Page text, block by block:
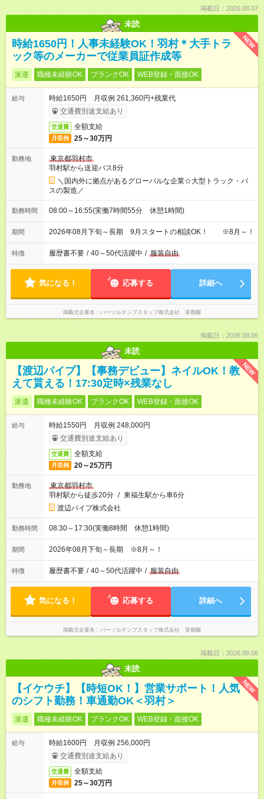
掲載日：2026.08.07
未読
NEW
時給1650円！人事未経験OK！羽村＊大手トラ
ック等のメーカーで従業員証作成等
派遣 職種未経験OK ブランクOK WEB登録・面接OK
給与
時給1650円 月収例 261,360円+残業代
交通費別途支給あり
交通費 全額支給
月収例 25～30万円
勤務地
東京都羽村市
羽村駅から送迎バス8分
＼国内外に拠点があるグローバルな企業☆大型トラック・バ
スの製造／
勤務時間 08:00～16:55(実働7時間55分 休憩1時間)
期間 2026年08月下旬～長期 9月スタートの相談OK！ ※8月～！
特徴 履歴書不要 / 40～50代活躍中 / 服装自由
気になる！ 応募する 詳細へ
掲載元企業名 パーソルテンプスタッフ株式会社 首都圏
掲載日：2026.08.06
未読
NEW
【渡辺パイプ】【事務デビュー】ネイルOK！教
えて貰える！17:30定時×残業なし
派遣 職種未経験OK ブランクOK WEB登録・面接OK
給与
時給1550円 月収例 248,000円
交通費別途支給あり
交通費 全額支給
月収例 20～25万円
勤務地
東京都羽村市
羽村駅から徒歩20分 / 東福生駅から車6分
渡辺パイプ株式会社
勤務時間 08:30～17:30(実働8時間 休憩1時間)
期間 2026年08月下旬～長期 ※8月～！
特徴 履歴書不要 / 40～50代活躍中 / 服装自由
気になる！ 応募する 詳細へ
掲載元企業名 パーソルテンプスタッフ株式会社 首都圏
掲載日：2026.08.06
未読
NEW
【イケウチ】【時短OK！】営業サポート！人気
のシフト勤務！車通勤OK＜羽村＞
派遣 職種未経験OK ブランクOK WEB登録・面接OK
給与
時給1600円 月収例 256,000円
交通費別途支給あり
交通費 全額支給
月収例 25～30万円